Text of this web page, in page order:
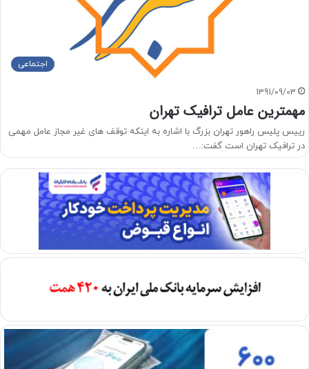
اجتماعی
1391/09/03
مهمترین عامل ترافیک تهران
رییس پلیس راهور تهران بزرگ با اشاره به اینکه توقف های غیر مجاز عامل مهمی
در ترافیک تهران است گفت:…